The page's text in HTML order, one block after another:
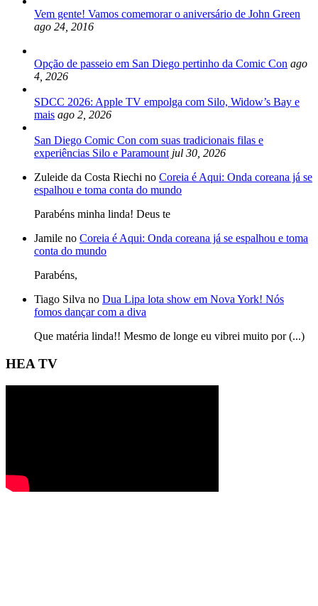
Vem gente! Vamos comemorar o aniversário de John Green
ago 24, 2016
Opção de passeio em San Diego pertinho da Comic Con ago
4, 2026
SDCC 2026: Apple TV empolga com Silo, Widow’s Bay e
mais ago 2, 2026
San Diego Comic Con com suas tradicionais filas e
experiências Silo e Paramount jul 30, 2026
Zuleide da Costa Riechi no Coreia é Aqui: Onda coreana já se
espalhou e toma conta do mundo
Parabéns minha linda! Deus te
Jamile no Coreia é Aqui: Onda coreana já se espalhou e toma
conta do mundo
Parabéns,
Tiago Silva no Dua Lipa lota show em Nova York! Nós
fomos dançar com a diva
Que matéria linda!! Mesmo de longe eu vibrei muito por (...)
HEA TV